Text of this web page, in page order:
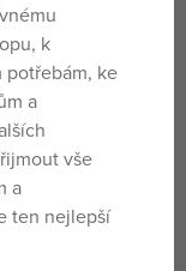
holky i kluky
k
potřebám, ke
a
vše
a
ten nejlepší